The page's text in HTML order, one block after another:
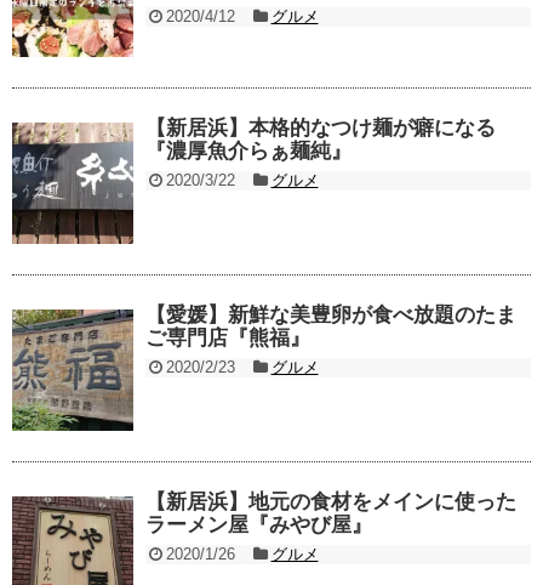
2020/4/12 グルメ
【新居浜】本格的なつけ麺が癖になる
『濃厚魚介らぁ麺純』
2020/3/22 グルメ
【愛媛】新鮮な美豊卵が食べ放題のたま
ご専門店『熊福』
2020/2/23 グルメ
【新居浜】地元の食材をメインに使った
ラーメン屋『みやび屋』
2020/1/26 グルメ